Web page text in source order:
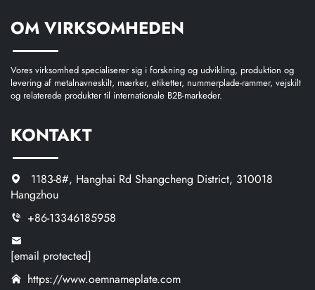
OM VIRKSOMHEDEN
Vores virksomhed specialiserer sig i forskning og udvikling, produktion og
levering af metalnavneskilt, mærker, etiketter, nummerplade-rammer, vejskilt
og relaterede produkter til internationale B2B-markeder.
KONTAKT
1183-8#, Hanghai Rd Shangcheng District, 310018
Hangzhou
+86-13346185958
[email protected]
https://www.oemnameplate.com